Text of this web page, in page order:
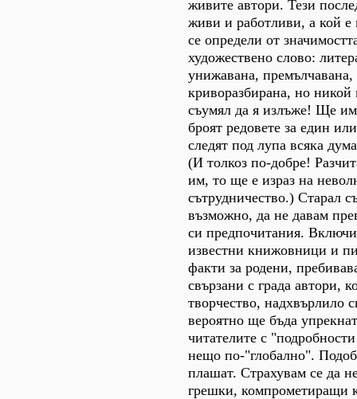
живите автори. Тези
живи и работливи, а кой
се определи от
художествено слово:
унижавана, премълчавана,
криворазбирана, но никой
съумял да я излъже! Ще
броят редовете за един
следят под лупа всяка
(И толкоз по-добре!
им, то ще е израз на
сътрудничество.) Старал
възможно, да не давам
си предпочитания.
известни книжовници и
факти за родени,
свързани с града автори,
творчество, надхвърлило
вероятно ще бъда
читателите с
нещо по-"глобално".
плашат. Страхувам се да
грешки, компрометиращи